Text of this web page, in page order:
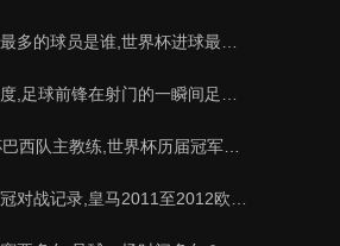
员是谁,世界杯进球最多的球员是谁？
锋在射门的一瞬间足球的速度有多快？？
队主教练,世界杯历届冠军球队教练
记录,皇马2011至2012欧冠赛程&nbs